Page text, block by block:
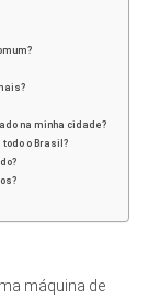
na minha cidade?
o Brasil?
máquina de